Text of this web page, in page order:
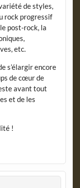
de styles,
rock progressif
post-rock, la
etc.
s’élargir encore
de cœur de
avant tout
et de les
!